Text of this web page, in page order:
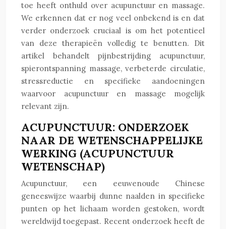
toe heeft onthuld over acupunctuur en massage.
We erkennen dat er nog veel onbekend is en dat
verder onderzoek cruciaal is om het potentieel
van deze therapieën volledig te benutten. Dit
artikel behandelt pijnbestrijding acupunctuur,
spierontspanning massage, verbeterde circulatie,
stressreductie en specifieke aandoeningen
waarvoor acupunctuur en massage mogelijk
relevant zijn.
ACUPUNCTUUR: ONDERZOEK
NAAR DE WETENSCHAPPELIJKE
WERKING (ACUPUNCTUUR
WETENSCHAP)
Acupunctuur, een eeuwenoude Chinese
geneeswijze waarbij dunne naalden in specifieke
punten op het lichaam worden gestoken, wordt
wereldwijd toegepast. Recent onderzoek heeft de